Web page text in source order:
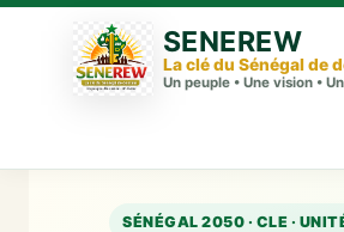
SENEREW
La clé du Sénégal de
Un peuple • Une vision •
SÉNÉGAL 2050 · CLE ·